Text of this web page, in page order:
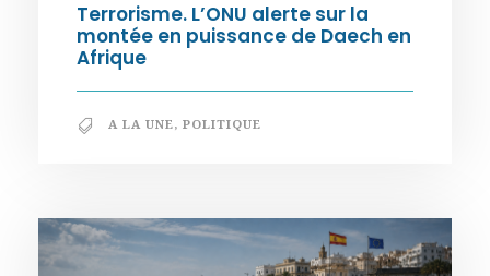
Terrorisme. L’ONU alerte sur la
montée en puissance de Daech en
Afrique
A LA UNE, POLITIQUE